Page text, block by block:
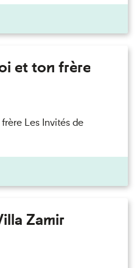
et ton frère
Les Invités de
Zamir